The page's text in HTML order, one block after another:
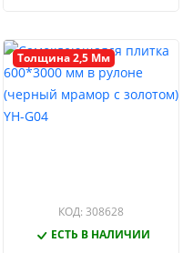
Толщина 2,5 Мм
КОД: 308628
ЕСТЬ В НАЛИЧИИ